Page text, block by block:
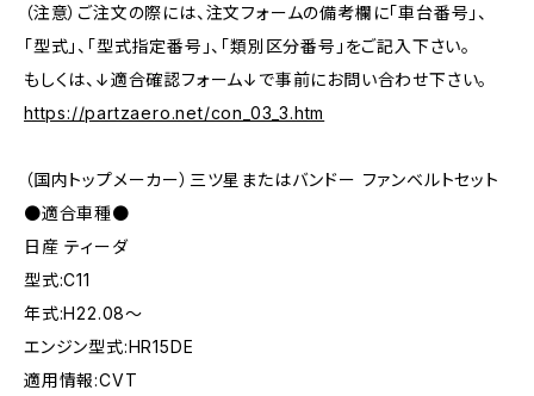
（注意）ご注文の際には、注文フォームの備考欄に「車台番号」、
「型式」、「型式指定番号」、「類別区分番号」をご記入下さい。
もしくは、↓適合確認フォーム↓で事前にお問い合わせ下さい。
https://partzaero.net/con_03_3.htm
（国内トップメーカー）三ツ星またはバンドー ファンベルトセット
●適合車種●
日産 ティーダ
型式:C11
年式:H22.08～
エンジン型式:HR15DE
適用情報:CVT